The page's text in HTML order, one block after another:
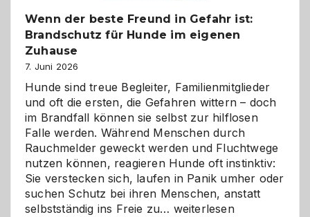
Wenn der beste Freund in Gefahr ist:
Brandschutz für Hunde im eigenen
Zuhause
7. Juni 2026
Hunde sind treue Begleiter, Familienmitglieder
und oft die ersten, die Gefahren wittern – doch
im Brandfall können sie selbst zur hilflosen
Falle werden. Während Menschen durch
Rauchmelder geweckt werden und Fluchtwege
nutzen können, reagieren Hunde oft instinktiv:
Sie verstecken sich, laufen in Panik umher oder
suchen Schutz bei ihren Menschen, anstatt
selbstständig ins Freie zu… Wenn
weiterlesen